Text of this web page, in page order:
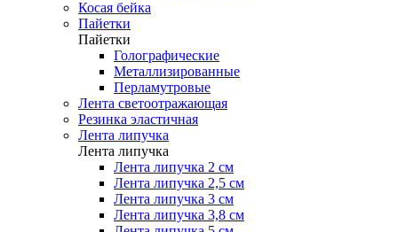
Косая бейка
Пайетки
Пайетки
Голографические
Металлизированные
Перламутровые
Лента светоотражающая
Резинка эластичная
Лента липучка
Лента липучка
Лента липучка 2 см
Лента липучка 2,5 см
Лента липучка 3 см
Лента липучка 3,8 см